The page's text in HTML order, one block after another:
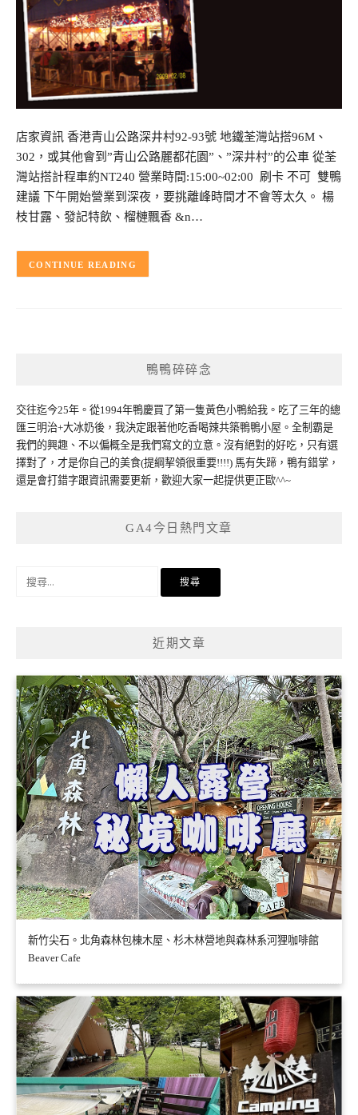
店家資訊 香港青山公路深井村92-93號 地鐵荃灣站搭96M、
302，或其他會到”青山公路麗都花園”、”深井村”的公車 從荃
灣站搭計程車約NT240 營業時間:15:00~02:00 刷卡 不可 雙鴨
建議 下午開始營業到深夜，要挑離峰時間才不會等太久。 楊
枝甘露、發記特飲、榴槤飄香 &n…
CONTINUE READING
鴨鴨碎碎念
交往迄今25年。從1994年鴨慶買了第一隻黃色小鴨給我。吃了三年的總
匯三明治+大冰奶後，我決定跟著他吃香喝辣共築鴨鴨小屋。全制霸是
我們的興趣、不以偏概全是我們寫文的立意。沒有絕對的好吃，只有選
擇對了，才是你自己的美食(提綱挈領很重要!!!!) 馬有失蹄，鴨有錯掌，
還是會打錯字跟資訊需要更新，歡迎大家一起提供更正歐^^~
GA4今日熱門文章
近期文章
新竹尖石。北角森林包棟木屋、杉木林營地與森林系河狸咖啡館
Beaver Cafe